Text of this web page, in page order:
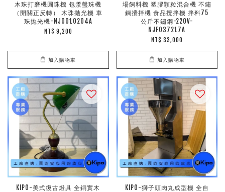
木珠打磨機圓珠機 包漿盤珠機
（開關正反轉） 木珠拋光機 車
珠拋光機-NJO010204A
NT$ 9,200
加入購物車
場飼料機 塑膠顆粒混合機 不鏽
鋼攪拌機 食品攪拌機 拌料75
公斤不鏽鋼-220V-
NJF037217A
NT$ 33,000
加入購物車
KIPO-美式復古燈具 全銅實木
KIPO-獅子頭肉丸成型機 全自